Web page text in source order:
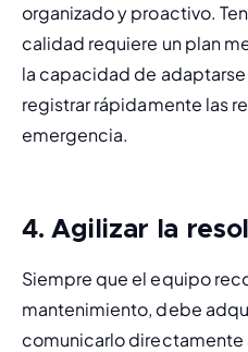
organizado y proactivo.
calidad requiere un plan
la capacidad de adaptarse
registrar rápidamente las
emergencia.
4. Agilizar la
Siempre que el equipo
mantenimiento, debe
comunicarlo directamente